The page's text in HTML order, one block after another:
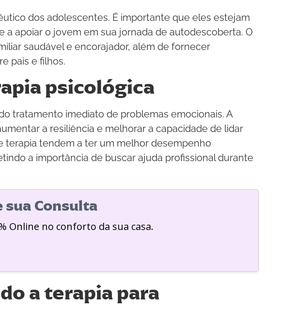
dos adolescentes. É importante que eles estejam
apoiar o jovem em sua jornada de autodescoberta. O
saudável e encorajador, além de fornecer
pais e filhos.
psicológica
tratamento imediato de problemas emocionais. A
a resiliência e melhorar a capacidade de lidar
terapia tendem a ter um melhor desempenho
a importância de buscar ajuda profissional durante
sua Consulta
Online no conforto da sua casa.
a terapia para